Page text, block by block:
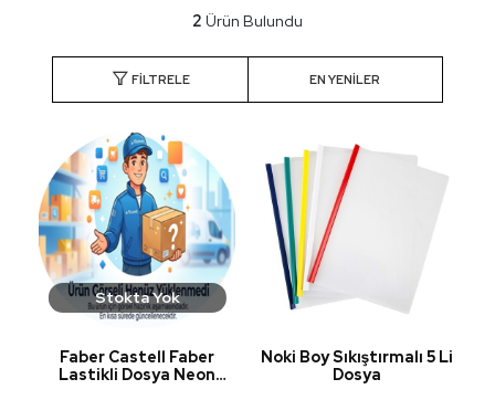
2 Ürün Bulundu
FILTRELE
Stokta Yok
Faber Castell Faber
Lastikli Dosya Neon
Noki Boy Sıkıştırmalı 5 Li
Dosya